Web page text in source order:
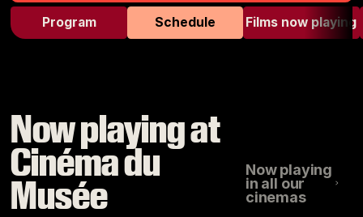
Program Schedule Films now playing
Now playing at
Cinéma du
Musée
Now playing
in all our
cinemas